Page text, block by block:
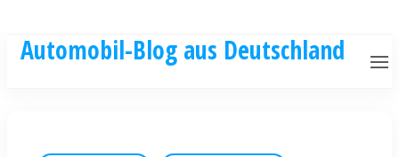
Automobil-Blog aus Deutschland